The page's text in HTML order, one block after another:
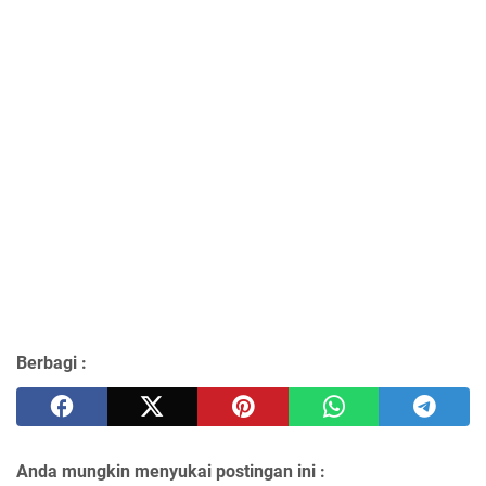
Berbagi :
Anda mungkin menyukai postingan ini :